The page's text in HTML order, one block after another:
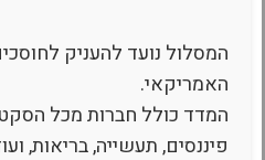
המסלול נועד להעניק
האמריקאי.
המדד כולל חברות מכל
פיננסים, תעשייה, בריאות,